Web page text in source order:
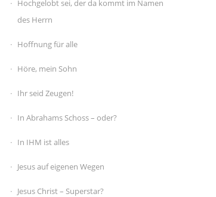
Hochgelobt sei, der da kommt im Namen
des Herrn
Hoffnung für alle
Höre, mein Sohn
Ihr seid Zeugen!
In Abrahams Schoss – oder?
In IHM ist alles
Jesus auf eigenen Wegen
Jesus Christ – Superstar?